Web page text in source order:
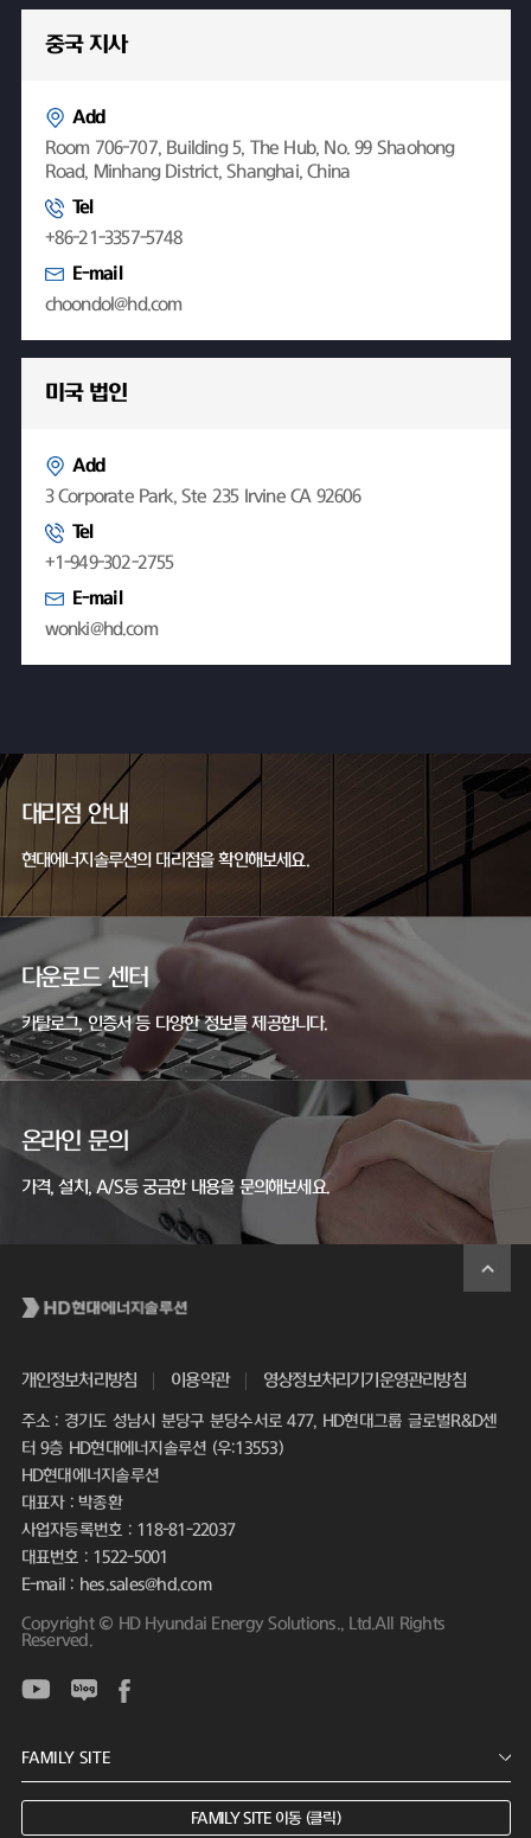
중국 지사
Add
Room 706-707, Building 5, The Hub, No. 99 Shaohong
Road, Minhang District, Shanghai, China
Tel
+86-21-3357-5748
E-mail
choondol@hd.com
미국 법인
Add
3 Corporate Park, Ste 235 Irvine CA 92606
Tel
+1-949-302-2755
E-mail
wonki@hd.com
대리점 안내
현대에너지솔루션의 대리점을 확인해보세요.
다운로드 센터
카탈로그, 인증서 등 다양한 정보를 제공합니다.
온라인 문의
가격, 설치, A/S등 궁금한 내용을 문의해보세요.
개인정보처리방침 이용약관 영상정보처리기기운영관리방침
주소 : 경기도 성남시 분당구 분당수서로 477, HD현대그룹 글로벌R&D센
터 9층 HD현대에너지솔루션 (우:13553)
HD현대에너지솔루션
대표자 : 박종환
사업자등록번호 : 118-81-22037
대표번호 : 1522-5001
E-mail : hes.sales@hd.com
Copyright © HD Hyundai Energy Solutions., Ltd.All Rights
Reserved.
FAMILY SITE 이동 (클릭)